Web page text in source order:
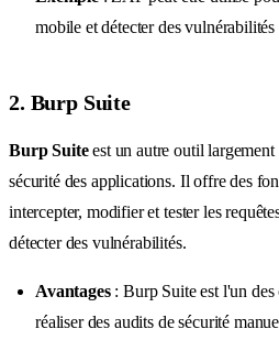
mobile et détecter des
2. Burp Suite
Burp Suiteest un autre outil largement
sécurité des applications. Il offre des
intercepter, modifier et tester les
détecter des vulnérabilités.
Avantages: Burp Suite est l'un des
réaliser des audits de sécurité